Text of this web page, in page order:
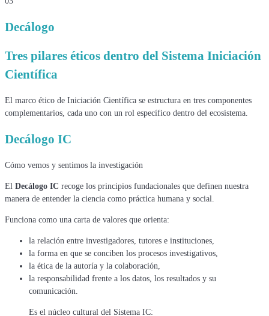
Decálogo
Tres pilares éticos dentro del Sistema Iniciación
Científica
El marco ético de Iniciación Científica se estructura en tres componentes
complementarios, cada uno con un rol específico dentro del ecosistema.
Decálogo IC
Cómo vemos y sentimos la investigación
El Decálogo IC recoge los principios fundacionales que definen nuestra
manera de entender la ciencia como práctica humana y social.
Funciona como una carta de valores que orienta:
la relación entre investigadores, tutores e instituciones,
la forma en que se conciben los procesos investigativos,
la ética de la autoría y la colaboración,
la responsabilidad frente a los datos, los resultados y su
comunicación.
Es el núcleo cultural del Sistema IC: